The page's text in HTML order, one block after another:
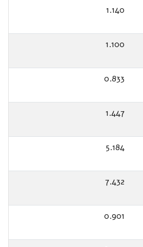
1.140
1.100
0.833
1.447
5.184
7.432
0.901